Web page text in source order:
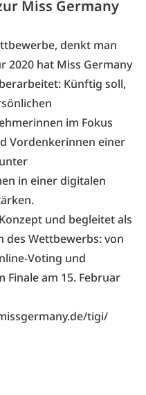
Miss Germany
denkt man
2020 hat Miss Germany
Künftig soll,
im Fokus
Vordenkerinnen einer
in einer digitalen
und begleitet als
des Wettbewerbs: von
Voting und
Finale am 15. Februar
tigi/